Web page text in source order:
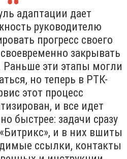
адаптации дает
руководителю
прогресс своего
закрывать
Раньше эти этапы могли
но теперь в РТК-
этот процесс
и все идет
быстрее: задачи сразу
и в них вшиты
ссылки, контакты